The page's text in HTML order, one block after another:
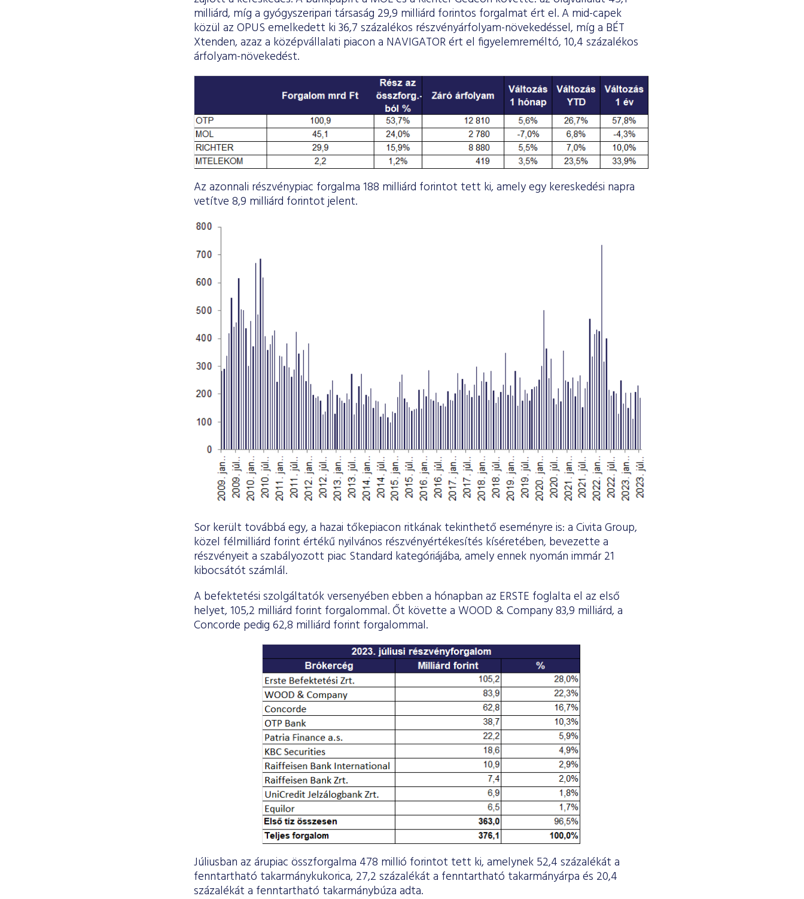
milliárd, míg a gyógyszeripari társaság 29,9 milliárd forintos forgalmat ért el. A mid-capek
közül az OPUS emelkedett ki 36,7 százalékos részvényárfolyam-növekedéssel, míg a BÉT
Xtenden, azaz a középvállalati piacon a NAVIGATOR ért el figyelemreméltó, 10,4 százalékos
árfolyam-növekedést.
Az azonnali részvénypiac forgalma 188 milliárd forintot tett ki, amely egy kereskedési napra
vetítve 8,9 milliárd forintot jelent.
Sor került továbbá egy, a hazai tőkepiacon ritkának tekinthető eseményre is: a Civita Group,
közel félmilliárd forint értékű nyilvános részvényértékesítés kíséretében, bevezette a
részvényeit a szabályozott piac Standard kategóriájába, amely ennek nyomán immár 21
kibocsátót számlál.
A befektetési szolgáltatók versenyében ebben a hónapban az ERSTE foglalta el az első
helyet, 105,2 milliárd forint forgalommal. Őt követte a WOOD & Company 83,9 milliárd, a
Concorde pedig 62,8 milliárd forint forgalommal.
Júliusban az árupiac összforgalma 478 millió forintot tett ki, amelynek 52,4 százalékát a
fenntartható takarmánykukorica, 27,2 százalékát a fenntartható takarmányárpa és 20,4
százalékát a fenntartható takarmánybúza adta.